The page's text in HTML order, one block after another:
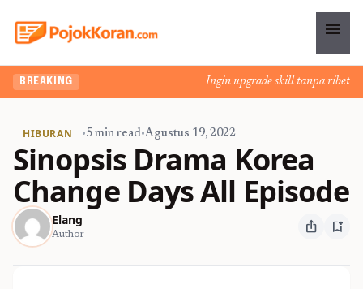
menu
BREAKING Ingin upgrade skill tanpa ribet?
HIBURAN •5 min read•Agustus 19, 2022
Sinopsis Drama Korea
Change Days All Episode
Elang
Author ios_share bookmark_add